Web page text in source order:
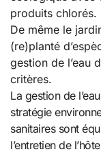
produits chlorés.
De même le
(re)planté
gestion de l’eau
critères.
La gestion de l’eau est vraiment un élément important de la
stratégie
sanitaires sont
l’entretien de